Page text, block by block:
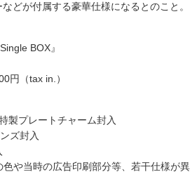
どが付属する豪華仕様になるとのこと。
BOX』
円（tax in.）
製プレートチャーム封入
ズ封入
や当時の広告印刷部分等、若干仕様が